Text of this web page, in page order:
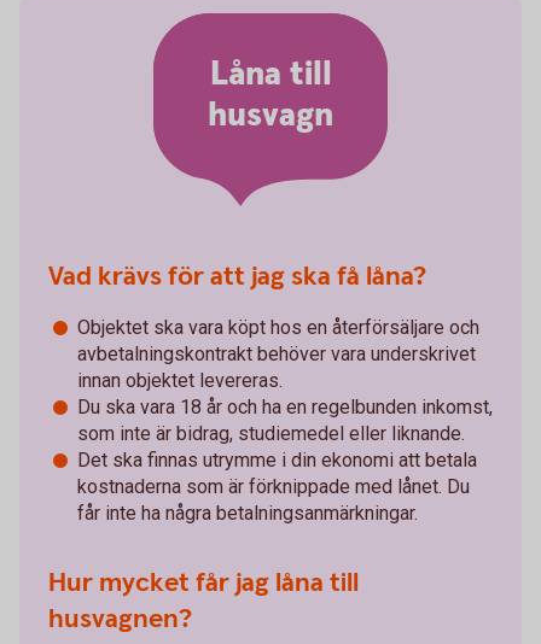
Vad krävs för att jag ska få låna?
Objektet ska vara köpt hos en återförsäljare och
avbetalningskontrakt behöver vara underskrivet
innan objektet levereras.
Du ska vara 18 år och ha en regelbunden inkomst,
som inte är bidrag, studiemedel eller liknande.
Det ska finnas utrymme i din ekonomi att betala
kostnaderna som är förknippade med lånet. Du
får inte ha några betalningsanmärkningar.
Hur mycket får jag låna till
husvagnen?
Låna till
husvagn